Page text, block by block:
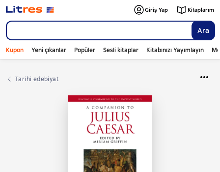
Ara
Giriş Yap Kitaplarım
Kupon Yeni çıkanlar Popüler Sesli kitaplar Kitabınızı Yayımlayın
tarihi edebiyat